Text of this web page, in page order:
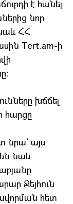
է հանել
նոր
ՀՀ
Tert.am-ի
խճճել
հարցը
նրա՝ այս
նաև
Ջեյհուն
հետ